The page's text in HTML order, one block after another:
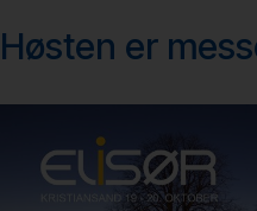
Høsten er